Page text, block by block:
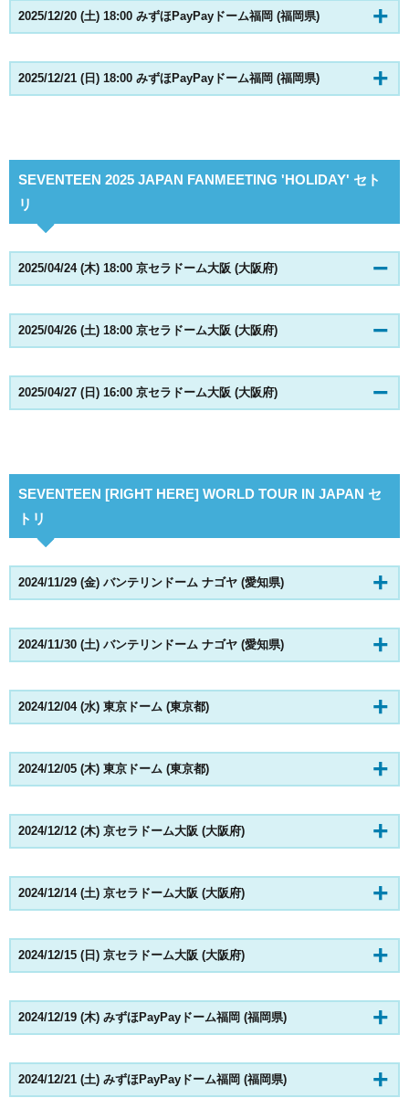
2025/12/20 (土) 18:00 みずほPayPayドーム福岡 (福岡県)
2025/12/21 (日) 18:00 みずほPayPayドーム福岡 (福岡県)
SEVENTEEN 2025 JAPAN FANMEETING 'HOLIDAY' セト
リ
2025/04/24 (木) 18:00 京セラドーム大阪 (大阪府)
2025/04/26 (土) 18:00 京セラドーム大阪 (大阪府)
2025/04/27 (日) 16:00 京セラドーム大阪 (大阪府)
SEVENTEEN [RIGHT HERE] WORLD TOUR IN JAPAN セ
トリ
2024/11/29 (金) バンテリンドーム ナゴヤ (愛知県)
2024/11/30 (土) バンテリンドーム ナゴヤ (愛知県)
2024/12/04 (水) 東京ドーム (東京都)
2024/12/05 (木) 東京ドーム (東京都)
2024/12/12 (木) 京セラドーム大阪 (大阪府)
2024/12/14 (土) 京セラドーム大阪 (大阪府)
2024/12/15 (日) 京セラドーム大阪 (大阪府)
2024/12/19 (木) みずほPayPayドーム福岡 (福岡県)
2024/12/21 (土) みずほPayPayドーム福岡 (福岡県)